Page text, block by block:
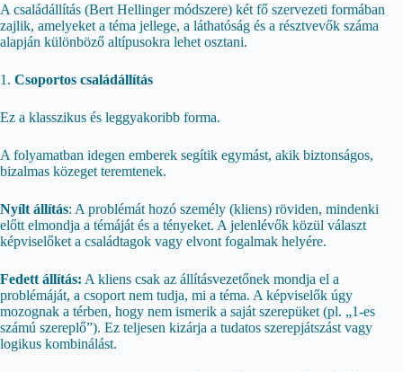
A családállítás (Bert Hellinger módszere) két fő szervezeti formában
zajlik, amelyeket a téma jellege, a láthatóság és a résztvevők száma
alapján különböző altípusokra lehet osztani.
1. Csoportos családállítás
Ez a klasszikus és leggyakoribb forma.
A folyamatban idegen emberek segítik egymást, akik biztonságos,
bizalmas közeget teremtenek.
Nyílt állítás: A problémát hozó személy (kliens) röviden, mindenki
előtt elmondja a témáját és a tényeket. A jelenlévők közül választ
képviselőket a családtagok vagy elvont fogalmak helyére.
Fedett állítás: A kliens csak az állításvezetőnek mondja el a
problémáját, a csoport nem tudja, mi a téma. A képviselők úgy
mozognak a térben, hogy nem ismerik a saját szerepüket (pl. „1-es
számú szereplő”). Ez teljesen kizárja a tudatos szerepjátszást vagy
logikus kombinálást.